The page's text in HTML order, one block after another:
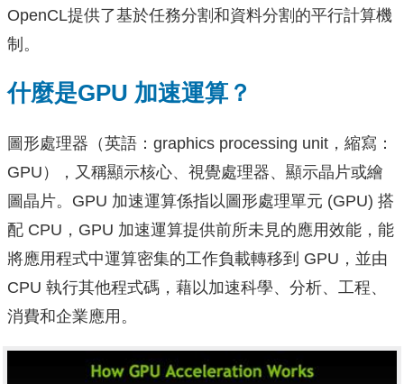
OpenCL提供了基於任務分割和資料分割的平行計算機
制。
什麼是GPU 加速運算？
圖形處理器（英語：graphics processing unit，縮寫：
GPU），又稱顯示核心、視覺處理器、顯示晶片或繪
圖晶片。GPU 加速運算係指以圖形處理單元 (GPU) 搭
配 CPU，GPU 加速運算提供前所未見的應用效能，能
將應用程式中運算密集的工作負載轉移到 GPU，並由
CPU 執行其他程式碼，藉以加速科學、分析、工程、
消費和企業應用。